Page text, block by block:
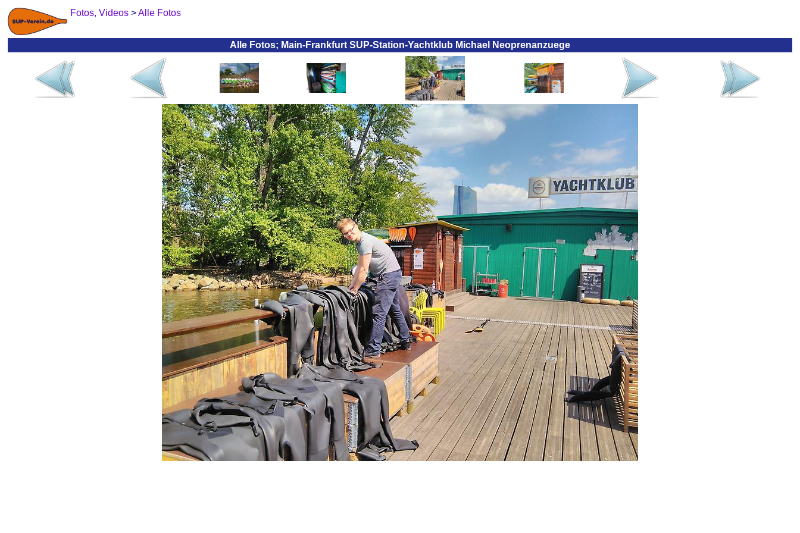
Fotos, Videos >Alle Fotos
Alle Fotos; Main-Frankfurt SUP-Station-Yachtklub Michael Neoprenanzuege